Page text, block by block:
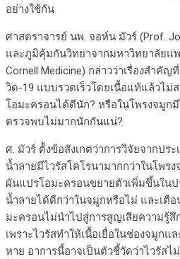
อย่างใช้กัน
ศาสตราจารย์ นพ. จอห์น มัวร์ (Prof.
และภูมิคุ้มกันวิทยาจากมหาวิทยาลัยแพ
Cornell Medicine) กล่าวว่าเรื่องสำคั
วิด-19 แบบรวดเร็วโดยเนื้อแท้แล้วไม่
โอมะครอนได้ดีนัก? หรือในโพรงจมูก
ตรวจพบไม่มากนักกันแน่?
ศ. มัวร์ ต้ังข้อสังเกตว่าการวิจัยจากปร
น้ำลายมีไวรัสโคโรนามากกว่าในโพร
ผันแปรโอมะครอนขยายตัวเพิ่มขึ้นใน
น้ำลายได้ดีกว่าในจมูกหรือไม่ และเตื
มะครอนไม่นำไปสู่การสูญเสียความรู้สึ
เพราะไวรัสทำให้เนื้อเยื่อในช่องจมูกแ
หาย อาการนี้อาจเป็นตัวชี้วัดว่าไวรัสไ